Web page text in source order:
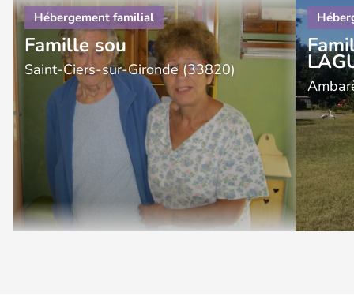
Famille sou
Saint-Ciers-sur-Gironde (33820)